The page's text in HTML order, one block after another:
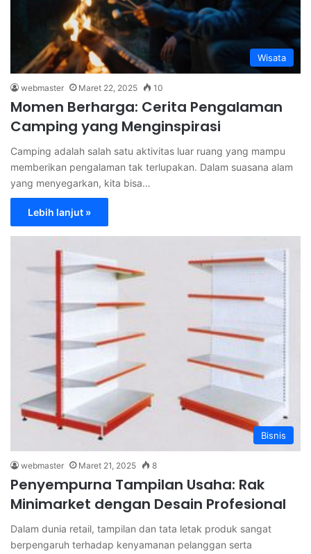
Wisata
webmaster Maret 22, 2025 10
Momen Berharga: Cerita Pengalaman
Camping yang Menginspirasi
Camping adalah salah satu aktivitas luar ruang yang mampu
memberikan pengalaman tak terlupakan. Dalam suasana alam
yang menyegarkan, kita bisa…
Lebih lanjut »
Bisnis
webmaster Maret 21, 2025 8
Penyempurna Tampilan Usaha: Rak
Minimarket dengan Desain Profesional
Dalam dunia retail, tampilan dan tata letak produk sangat
berpengaruh terhadap kenyamanan pelanggan serta